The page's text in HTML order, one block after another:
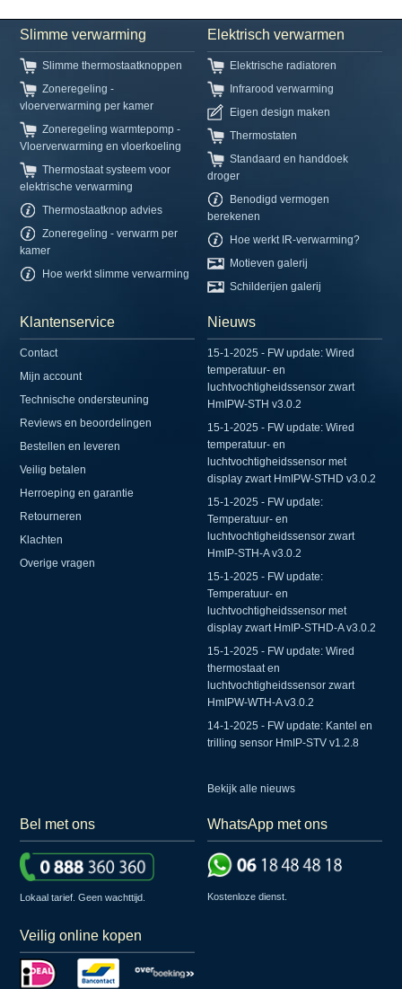
Slimme verwarming
Slimme thermostaatknoppen
Zoneregeling -
vloerverwarming per kamer
Zoneregeling warmtepomp -
Vloerverwarming en vloerkoeling
Thermostaat systeem voor
elektrische verwarming
Thermostaatknop advies
Zoneregeling - verwarm per
kamer
Hoe werkt slimme verwarming
Elektrisch verwarmen
Elektrische radiatoren
Infrarood verwarming
Eigen design maken
Thermostaten
Standaard en handdoek
droger
Benodigd vermogen
berekenen
Hoe werkt IR-verwarming?
Motieven galerij
Schilderijen galerij
Klantenservice
Contact
Mijn account
Technische ondersteuning
Reviews en beoordelingen
Bestellen en leveren
Veilig betalen
Herroeping en garantie
Retourneren
Klachten
Overige vragen
Nieuws
15-1-2025 - FW update: Wired
temperatuur- en
luchtvochtigheidssensor zwart
HmIPW-STH v3.0.2
15-1-2025 - FW update: Wired
temperatuur- en
luchtvochtigheidssensor met
display zwart HmIPW-STHD v3.0.2
15-1-2025 - FW update:
Temperatuur- en
luchtvochtigheidssensor zwart
HmIP-STH-A v3.0.2
15-1-2025 - FW update:
Temperatuur- en
luchtvochtigheidssensor met
display zwart HmIP-STHD-A v3.0.2
15-1-2025 - FW update: Wired
thermostaat en
luchtvochtigheidssensor zwart
HmIPW-WTH-A v3.0.2
14-1-2025 - FW update: Kantel en
trilling sensor HmIP-STV v1.2.8
Bekijk alle nieuws
Bel met ons
Lokaal tarief. Geen wachttijd.
WhatsApp met ons
Kostenloze dienst.
Veilig online kopen